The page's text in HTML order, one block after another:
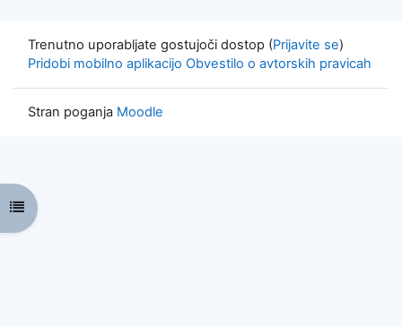
Odpri kazalo predmeta
Trenutno uporabljate gostujoči dostop (Prijavite se)
Pridobi mobilno aplikacijo Obvestilo o avtorskih pravicah
Stran poganja Moodle